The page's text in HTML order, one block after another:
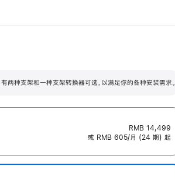
毫米的高度调节范围。
种支架和一种支架转换器可选，以满足你的各种安装需求。
RMB 14,499
或 RMB 605/月 (24 期) 起